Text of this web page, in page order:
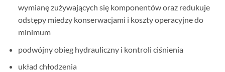
wymianę zużywających się komponentów oraz redukuje
odstępy miedzy konserwacjami i koszty operacyjne do
minimum
podwójny obieg hydrauliczny i kontroli ciśnienia
układ chłodzenia